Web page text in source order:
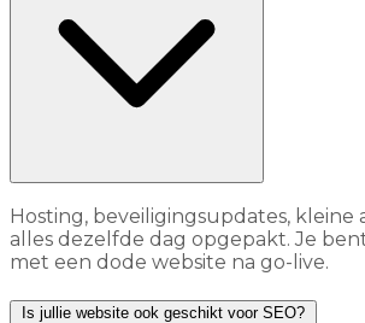
Hosting, beveiligingsupdates, kleine
alles dezelfde dag opgepakt. Je
met een dode website na go-live.
Is jullie website ook geschikt voor SEO?